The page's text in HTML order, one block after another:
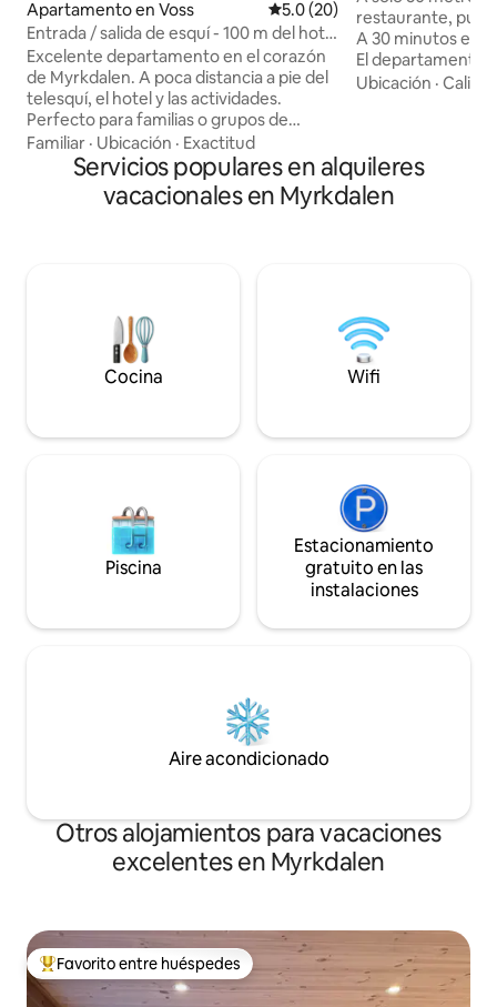
Apartamento en Voss Calificación promedio: 5.0 de
5.0 (20)
Entrada / salida de esquí - 100 m del hotel
Myrkdalen y del telesilla
Excelente departamento en el corazón
de Myrkdalen. A poca distancia a pie del
telesquí, el hotel y las actividades.
Perfecto para familias o grupos de
adultos que quieran disfrutar del esquí,
el ciclismo, el senderismo y la hermosa
naturaleza durante todo el año, y a 45
minutos en automóvil de Flåm. El
el dormitorio principal tiene una cama
matrimonial. La habitación del loft tiene
mucho espacio y está equipada con TV y
Familiar · Ubicación · Exactitud
restaurante, pub
A 30 minutos en
El departamento
consta de 2
dormitorio 1 tiene
dormitorio 2
Baño totalmente
transmitir desde
portátil a través
Ubicación ·
Servicios populares en alquileres
vacacionales en Myrkdalen
Cocina Wifi
Piscina
Estacionamiento
gratuito en las
instalaciones
Aire acondicionado
Otros alojamientos para vacaciones
excelentes en Myrkdalen
Favorito entre huéspedes preferido
Favorito entre huéspedes